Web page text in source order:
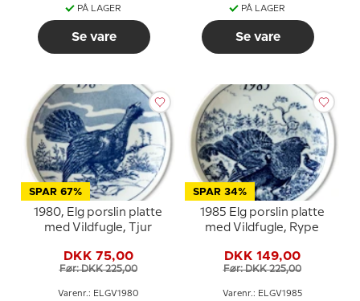
PÅ LAGER
Se vare
PÅ LAGER
Se vare
SPAR 67%
1980, Elg porslin platte
med Vildfugle, Tjur
DKK 75,00
Før: DKK 225,00
Varenr.: ELGV1980
SPAR 34%
1985 Elg porslin platte
med Vildfugle, Rype
DKK 149,00
Før: DKK 225,00
Varenr.: ELGV1985